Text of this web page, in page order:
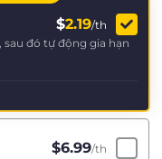
$2.19/th
đó tự động gia hạn
$6.99/th